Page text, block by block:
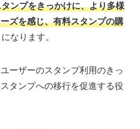
ンプをきっかけに、より多様
ズを感じ、有料スタンプの購
なります。
ーザーのスタンプ利用のきっ
タンプへの移行を促進する役